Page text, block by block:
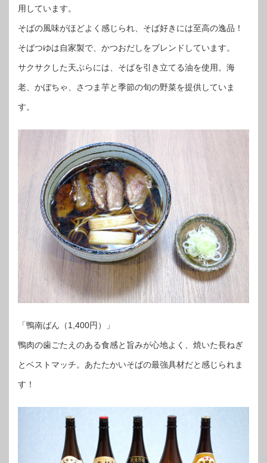
用しています。
そばの風味がほどよく感じられ、そば好きには至高の逸品！
そばつゆは自家製で、かつおだしをブレンドしています。
サクサクした天ぷらには、そばを引き立てる油を使用。海
老、かぼちゃ、さつま芋と季節の旬の野菜を提供していま
す。
「鴨南ばん（1,400円）」
鴨肉の歯ごたえのある食感と旨みが心地よく、焼いた長ねぎ
とベストマッチ。あたたかいそばの最強具材だと感じられま
す！